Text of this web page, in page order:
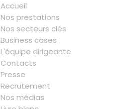
Accueil
Nos prestations
Nos secteurs clés
Business cases
L'équipe dirigeante
Contacts
Presse
Recrutement
Nos médias